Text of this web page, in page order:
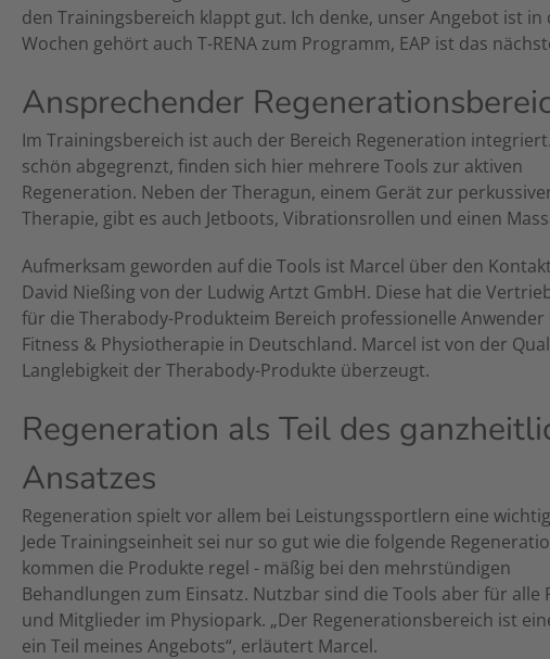
den Trainingsbereich klappt gut. Ich denke, unser Angebot ist
Wochen gehört auch T-RENA zum Programm, EAP ist das
Ansprechender
Im Trainingsbereich ist auch der Bereich Regeneration
schön abgegrenzt, finden sich hier mehrere Tools zur aktiven
Regeneration. Neben der Theragun, einem Gerät zur
Therapie, gibt es auch Jetboots, Vibrationsrollen und einen
Aufmerksam geworden auf die Tools ist Marcel über den
David Nießing von der Ludwig Artzt GmbH. Diese hat die
für die Therabody-Produkteim Bereich professionelle Anwender
Fitness & Physiotherapie in Deutschland. Marcel ist von der
Langlebigkeit der Therabody-Produkte überzeugt.
Regeneration als Teil des
Ansatzes
Regeneration spielt vor allem bei Leistungssportlern eine
Jede Trainingseinheit sei nur so gut wie die folgende
kommen die Produkte regel - mäßig bei den mehrstündigen
Behandlungen zum Einsatz. Nutzbar sind die Tools aber für alle
und Mitglieder im Physiopark. „Der Regenerationsbereich ist
ein Teil meines Angebots“, erläutert Marcel.